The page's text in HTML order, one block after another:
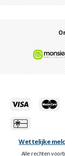
Wettelijke
Alle rechten